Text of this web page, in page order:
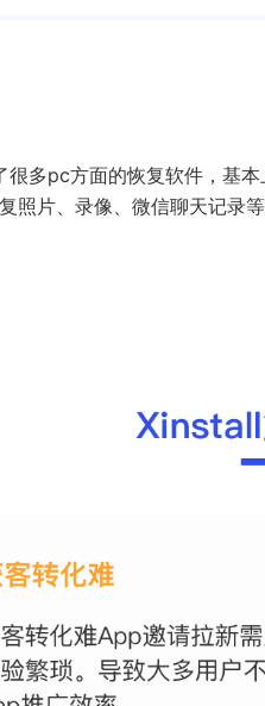
多pc方面的恢复软件，基
照片、录像、微信聊天记录